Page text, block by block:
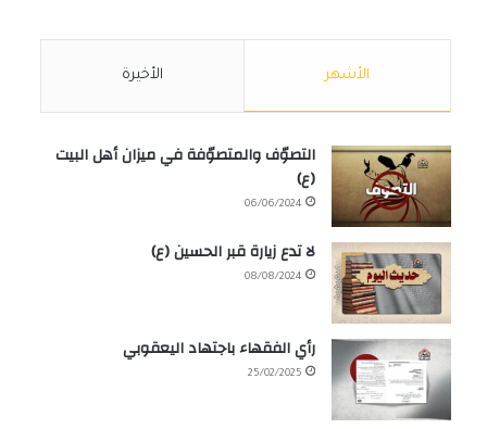
الأشهر الأخيرة
التصوّف والمتصوّفة في ميزان أهل البيت
(ع)
06/06/2024
لا تدع زيارة قبر الحسين (ع)
08/08/2024
رأي الفقهاء باجتهاد اليعقوبي
25/02/2025